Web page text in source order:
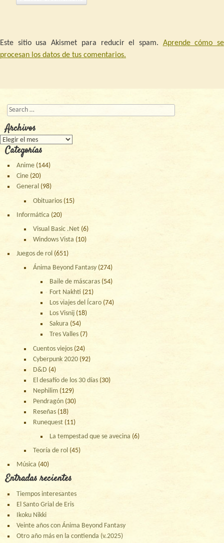
Este sitio usa Akismet para reducir el spam. Aprende cómo se
procesan los datos de tus comentarios.
Buscar
Archivos
Archivos
Categorías
Anime (144)
Cine (20)
General (98)
Obituarios (15)
Informática (20)
Visual Basic .Net (6)
Windows Vista (10)
Juegos de rol (651)
Ánima Beyond Fantasy (274)
Baile de máscaras (54)
Fort Nakhti (21)
Los viajes del Ícaro (74)
Los Visnij (18)
Sakura (54)
Tres Valles (7)
Cuentos viejos (24)
Cyberpunk 2020 (92)
D&D (4)
El desafío de los 30 días (30)
Nephilim (129)
Pendragón (30)
Reseñas (18)
Runequest (11)
La tempestad que se avecina (6)
Teoría de rol (45)
Música (40)
Entradas recientes
Tiempos interesantes
El Santo Grial de Eris
Ikoku Nikki
Veinte años con Ánima Beyond Fantasy
Otro año más en la contienda (v.2025)